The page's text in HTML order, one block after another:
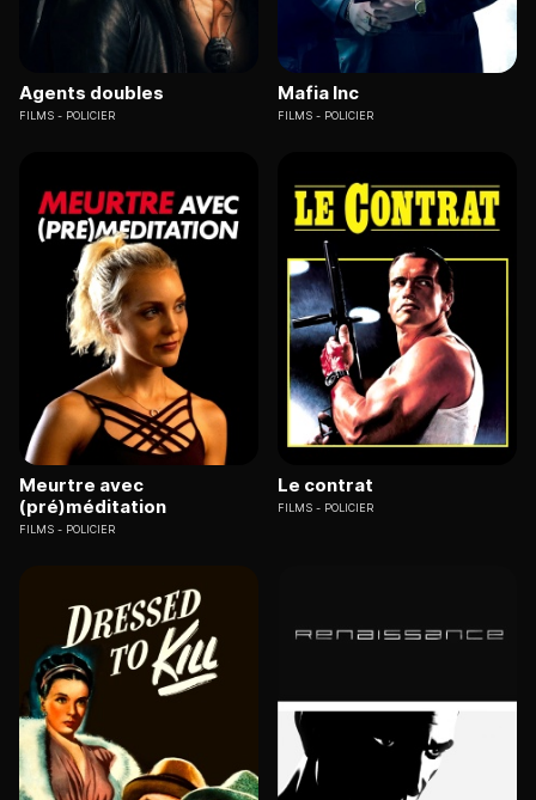
Agents doubles
FILMS POLICIER
Mafia Inc
FILMS POLICIER
Meurtre avec
(pré)méditation
FILMS POLICIER
Le contrat
FILMS POLICIER